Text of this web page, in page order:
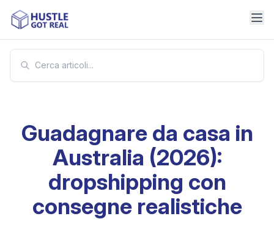
Guadagnare da casa in
Australia (2026):
dropshipping con
consegne realistiche